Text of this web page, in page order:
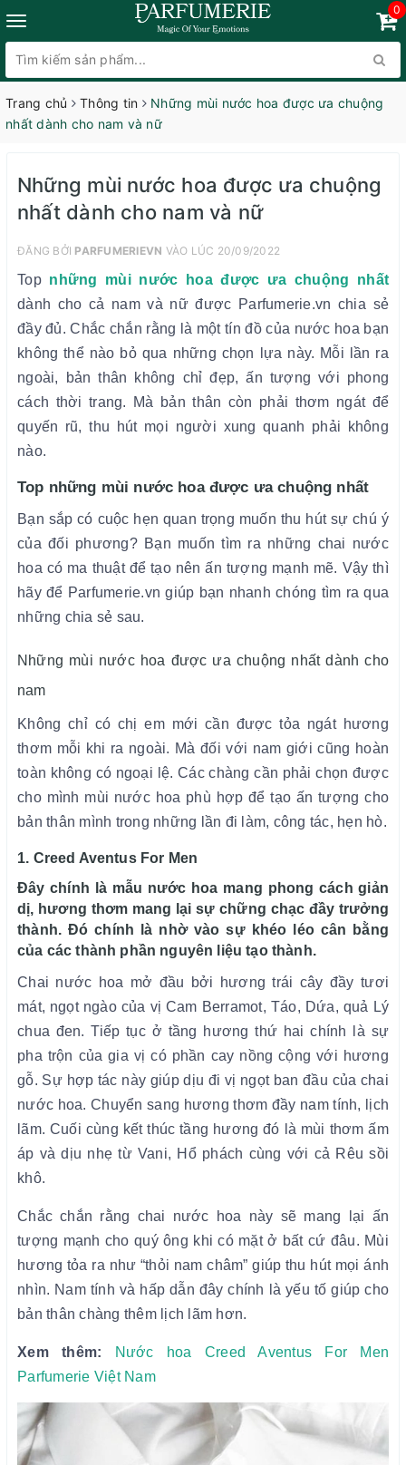
0
Trang chủ Thông tin
Những mùi nước hoa được ưa chuộng
nhất dành cho nam và nữ
Những mùi nước hoa được ưa chuộng
nhất dành cho nam và nữ
ĐĂNG BỞI PARFUMERIEVN VÀO LÚC 20/09/2022
Top những mùi nước hoa được ưa chuộng nhất
dành cho cả nam và nữ được Parfumerie.vn chia sẻ
đầy đủ. Chắc chắn rằng là một tín đồ của nước hoa bạn
không thể nào bỏ qua những chọn lựa này. Mỗi lần ra
ngoài, bản thân không chỉ đẹp, ấn tượng với phong
cách thời trang. Mà bản thân còn phải thơm ngát để
quyến rũ, thu hút mọi người xung quanh phải không
nào.
Top những mùi nước hoa được ưa chuộng nhất
Bạn sắp có cuộc hẹn quan trọng muốn thu hút sự chú ý
của đối phương? Bạn muốn tìm ra những chai nước
hoa có ma thuật để tạo nên ấn tượng mạnh mẽ. Vậy thì
hãy để Parfumerie.vn giúp bạn nhanh chóng tìm ra qua
những chia sẻ sau.
Những mùi nước hoa được ưa chuộng nhất dành cho
nam
Không chỉ có chị em mới cần được tỏa ngát hương
thơm mỗi khi ra ngoài. Mà đối với nam giới cũng hoàn
toàn không có ngoại lệ. Các chàng cần phải chọn được
cho mình mùi nước hoa phù hợp để tạo ấn tượng cho
bản thân mình trong những lần đi làm, công tác, hẹn hò.
1. Creed Aventus For Men
Đây chính là mẫu nước hoa mang phong cách giản
dị, hương thơm mang lại sự chững chạc đầy trưởng
thành. Đó chính là nhờ vào sự khéo léo cân bằng
của các thành phần nguyên liệu tạo thành.
Chai nước hoa mở đầu bởi hương trái cây đầy tươi
mát, ngọt ngào của vị Cam Berramot, Táo, Dứa, quả Lý
chua đen. Tiếp tục ở tầng hương thứ hai chính là sự
pha trộn của gia vị có phần cay nồng cộng với hương
gỗ. Sự hợp tác này giúp dịu đi vị ngọt ban đầu của chai
nước hoa. Chuyển sang hương thơm đầy nam tính, lịch
lãm. Cuối cùng kết thúc tầng hương đó là mùi thơm ấm
áp và dịu nhẹ từ Vani, Hổ phách cùng với cả Rêu sồi
khô.
Chắc chắn rằng chai nước hoa này sẽ mang lại ấn
tượng mạnh cho quý ông khi có mặt ở bất cứ đâu. Mùi
hương tỏa ra như “thỏi nam châm” giúp thu hút mọi ánh
nhìn. Nam tính và hấp dẫn đây chính là yếu tố giúp cho
bản thân chàng thêm lịch lãm hơn.
Xem thêm: Nước hoa Creed Aventus For Men
Parfumerie Việt Nam